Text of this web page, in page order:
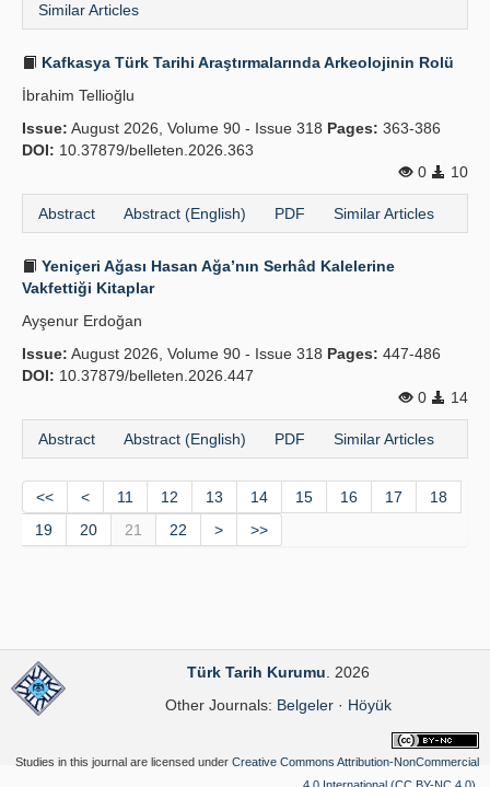
Similar Articles
Kafkasya Türk Tarihi Araştırmalarında Arkeolojinin Rolü
İbrahim Tellioğlu
Issue: August 2026, Volume 90 - Issue 318 Pages: 363-386
DOI: 10.37879/belleten.2026.363
0
10
Abstract Abstract (English) PDF Similar Articles
Yeniçeri Ağası Hasan Ağa’nın Serhâd Kalelerine
Vakfettiği Kitaplar
Ayşenur Erdoğan
Issue: August 2026, Volume 90 - Issue 318 Pages: 447-486
DOI: 10.37879/belleten.2026.447
0
14
Abstract Abstract (English) PDF Similar Articles
<< < 11 12 13 14 15 16 17
18
19
20 21 22 > >>
Türk Tarih Kurumu . 2026
Other Journals: Belgeler· Höyük
Studies in this journal are licensed under Creative Commons Attribution-NonCommercial